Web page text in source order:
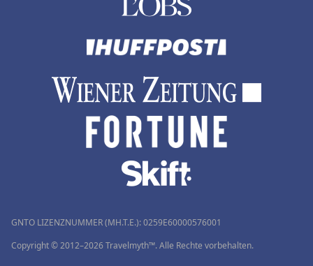
GNTO LIZENZNUMMER (MH.T.E.): 0259Ε60000576001
Copyright © 2012–2026 Travelmyth™. Alle Rechte vorbehalten.